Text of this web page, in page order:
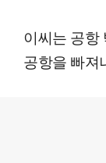
이씨는 공항
공항을 빠져